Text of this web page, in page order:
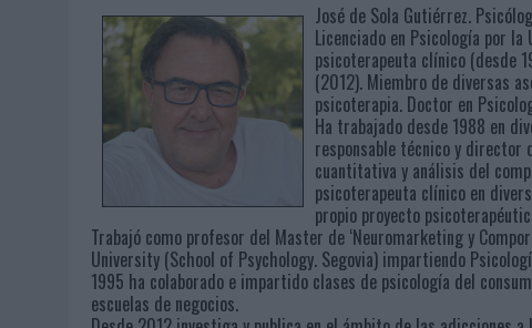
José de Sola Gutiérrez.
Licenciado en Psicología por
psicoterapeuta clínico (desde
(2012). Miembro de diversas
psicoterapia. Doctor en
Ha trabajado desde 1988 en
responsable técnico y director
cuantitativa y análisis del
psicoterapeuta clínico en
propio proyecto
Trabajó como profesor del Master de ‘Neuromarketing y
University (School of Psychology. Segovia) impartiendo
1995 ha colaborado e impartido clases de psicología del
escuelas de negocios.